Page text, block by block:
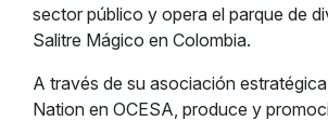
sector público y opera el parque de
Salitre Mágico en Colombia.
A través de su asociación
Nation en OCESA, produce y